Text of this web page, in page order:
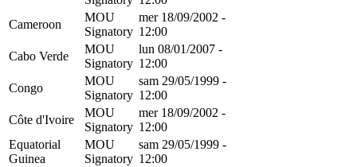
Cameroon
MOU
Signatory
mer 18/09/2002 -
12:00
Cabo Verde
MOU
Signatory
lun 08/01/2007 -
12:00
Congo
MOU
Signatory
sam 29/05/1999 -
12:00
Côte d'Ivoire
MOU
Signatory
mer 18/09/2002 -
12:00
Equatorial
Guinea
MOU
Signatory
sam 29/05/1999 -
12:00